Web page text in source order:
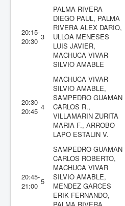
20:15-
20:30 3
PALMA RIVERA
DIEGO PAUL, PALMA
RIVERA ALEX DARIO,
ULLOA MENESES
LUIS JAVIER,
MACHUCA VIVAR
SILVIO AMABLE
20:30-
20:45 4
MACHUCA VIVAR
SILVIO AMABLE,
SAMPEDRO GUAMAN
CARLOS R.,
VILLAMARIN ZURITA
MARIA F., ARROBO
LAPO ESTALIN V.
20:45-
21:00 5
SAMPEDRO GUAMAN
CARLOS ROBERTO,
MACHUCA VIVAR
SILVIO AMABLE,
MENDEZ GARCES
ERIK FERNANDO,